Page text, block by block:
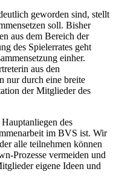
geworden sind, stellt
soll. Bisher
aus dem Bereich der
des Spielerrates geht
einher.
aus den
nur durch eine breite
der Mitglieder des
des
im BVS ist. Wir
alle teilnehmen können
Prozesse vermeiden und
eigene Ideen und